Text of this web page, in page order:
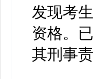
发现考
资格。
其刑事责